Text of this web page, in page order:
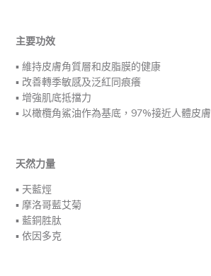
主要功效
▪︎ 維持皮膚角質層和皮脂膜的健康
▪︎ 改善轉季敏感及泛紅同痕癢
▪︎ 增強肌底抵擋力
▪︎ 以橄欖角鯊油作為基底，97%接近人體皮膚
天然力量
▪︎ 天藍烴
▪︎ 摩洛哥藍艾菊
▪︎ 藍銅胜肽
▪︎ 依因多克